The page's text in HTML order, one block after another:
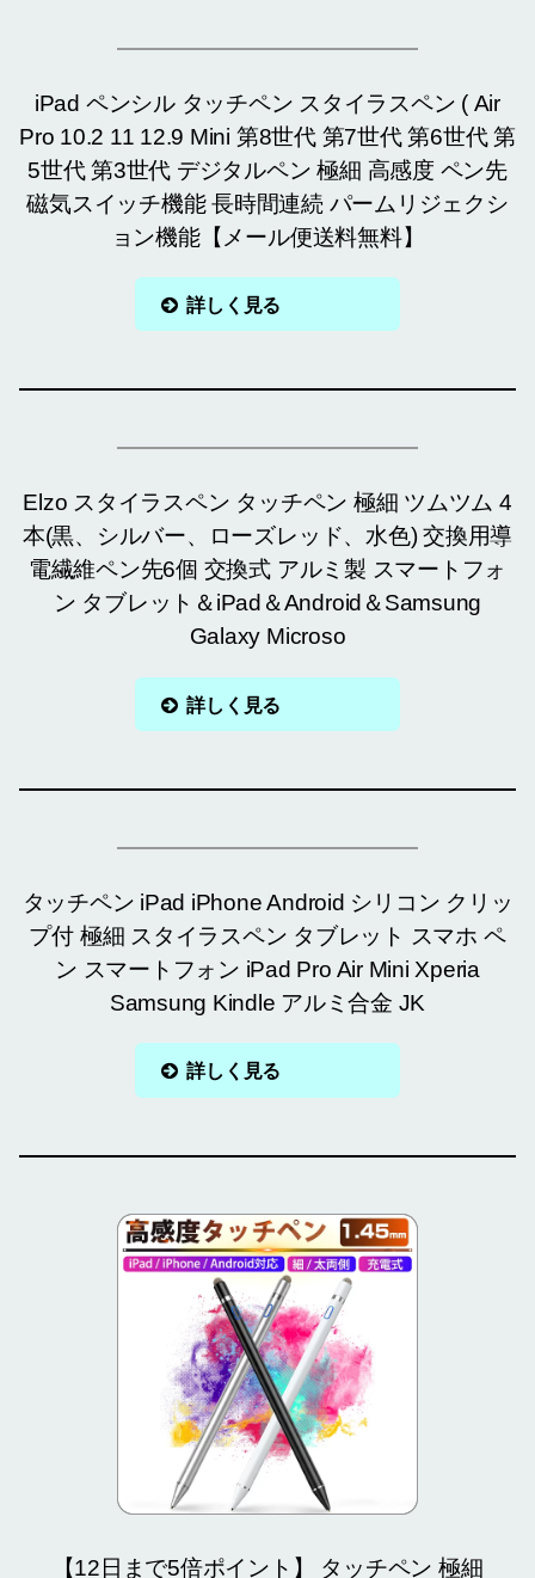
iPad ペンシル タッチペン スタイラスペン ( Air
Pro 10.2 11 12.9 Mini 第8世代 第7世代 第6世代 第
5世代 第3世代 デジタルペン 極細 高感度 ペン先
磁気スイッチ機能 長時間連続 パームリジェクシ
ョン機能【メール便送料無料】
詳しく見る
Elzo スタイラスペン タッチペン 極細 ツムツム 4
本(黒、シルバー、ローズレッド、水色) 交換用導
電繊維ペン先6個 交換式 アルミ製 スマートフォ
ン タブレット＆iPad＆Android＆Samsung
Galaxy Microso
詳しく見る
タッチペン iPad iPhone Android シリコン クリッ
プ付 極細 スタイラスペン タブレット スマホ ペ
ン スマートフォン iPad Pro Air Mini Xperia
Samsung Kindle アルミ合金 JK
詳しく見る
【12日まで5倍ポイント】 タッチペン 極細